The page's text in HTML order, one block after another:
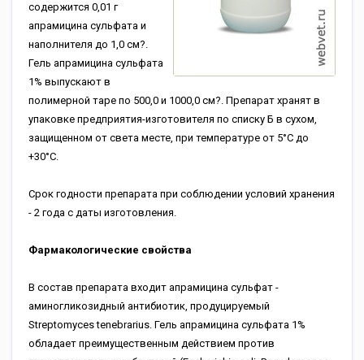
содержится 0,01 г
апрамицина сульфата и
наполнителя до 1,0 см?.
Гель апрамицина сульфата
1% выпускают в
полимерной таре по 500,0 и 1000,0 см?. Препарат хранят в
упаковке предприятия-изготовителя по списку Б в сухом,
защищенном от света месте, при температуре от 5°С до
+30°С.
Срок годности препарата при соблюдении условий хранения
- 2 года с даты изготовления.
Фармакологические свойства
В состав препарата входит апрамицина сульфат -
аминогликозидный антибиотик, продуцируемый
Streptomyces tenebrarius. Гель апрамицина сульфата 1%
обладает преимущественным действием против